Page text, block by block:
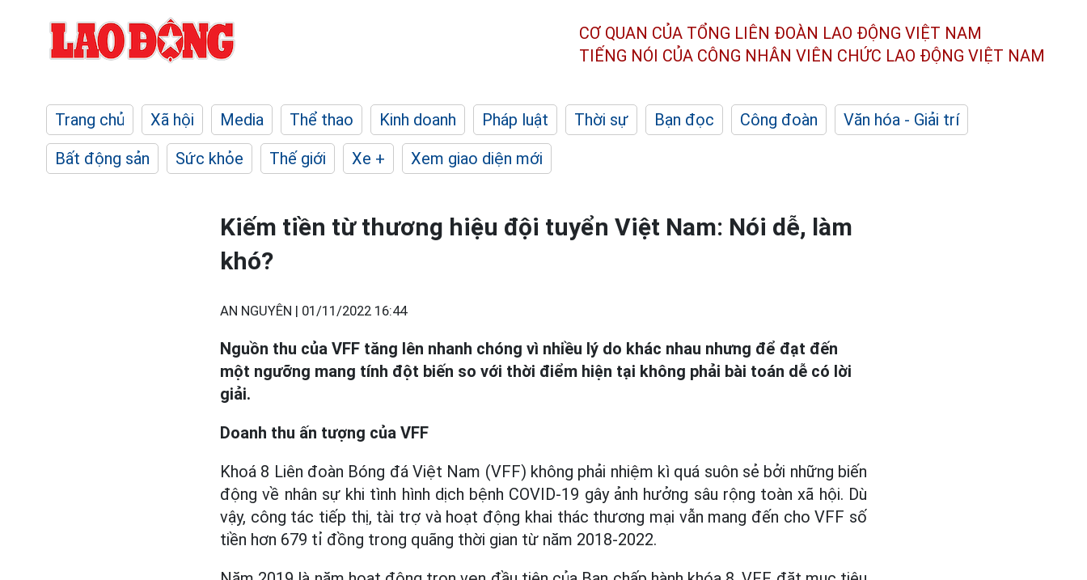
CƠ QUAN CỦA TỔNG LIÊN ĐOÀN LAO ĐỘNG VIỆT NAM
TIẾNG NÓI CỦA CÔNG NHÂN VIÊN CHỨC LAO ĐỘNG VIỆT NAM
Trang chủ Xã hội Media Thể thao Kinh doanh Pháp luật Thời sự Bạn đọc Công đoàn
Văn hóa - Giải trí
Bất động sản
Sức khỏe Thế giới Xe + Xem giao diện mới
Kiếm tiền từ thương hiệu đội tuyển Việt Nam: Nói dễ, làm
khó?
AN NGUYÊN | 01/11/2022 16:44
Nguồn thu của VFF tăng lên nhanh chóng vì nhiều lý do khác nhau nhưng để đạt đến
một ngưỡng mang tính đột biến so với thời điểm hiện tại không phải bài toán dễ có lời
giải.
Doanh thu ấn tượng của VFF
Khoá 8 Liên đoàn Bóng đá Việt Nam (VFF) không phải nhiệm kì quá suôn sẻ bởi những biến
động về nhân sự khi tình hình dịch bệnh COVID-19 gây ảnh hưởng sâu rộng toàn xã hội. Dù
vậy, công tác tiếp thị, tài trợ và hoạt động khai thác thương mại vẫn mang đến cho VFF số
tiền hơn 679 tỉ đồng trong quãng thời gian từ năm 2018-2022.